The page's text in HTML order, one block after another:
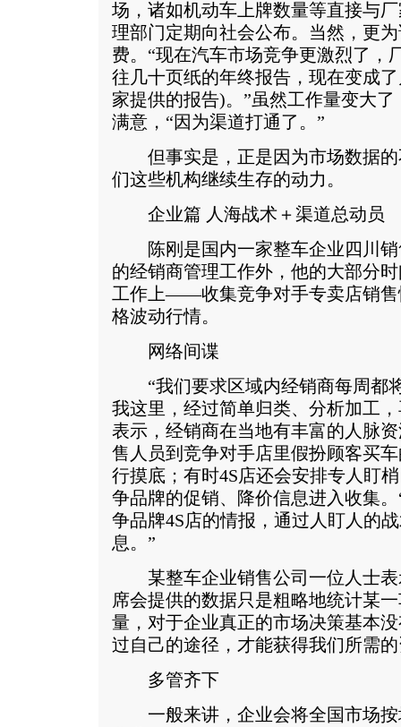
场，诸如机动车上牌数量等直接与
理部门定期向社会公布。当然，更
费。“现在汽车市场竞争更激烈了，
往几十页纸的年终报告，现在变成
家提供的报告)。”虽然工作量变大
满意，“因为渠道打通了。”
但事实是，正是因为市场数据的
们这些机构继续生存的动力。
企业篇 人海战术＋渠道总动员
陈刚是国内一家整车企业四川销
的经销商管理工作外，他的大部分
工作上——收集竞争对手专卖店销售
格波动行情。
网络间谍
“我们要求区域内经销商每周都
我这里，经过简单归类、分析加工
表示，经销商在当地有丰富的人脉
售人员到竞争对手店里假扮顾客买
行摸底；有时4S店还会安排专人盯
争品牌的促销、降价信息进入收集
争品牌4S店的情报，通过人盯人的
息。”
某整车企业销售公司一位人士表
席会提供的数据只是粗略地统计某
量，对于企业真正的市场决策基本
过自己的途径，才能获得我们所需
多管齐下
一般来讲，企业会将全国市场按